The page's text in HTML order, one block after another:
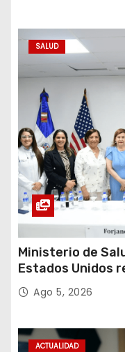
SALUD
Ministerio de
Estados Unidos
Amistad 2026 en
Ago 5, 2026
ACTUALIDAD